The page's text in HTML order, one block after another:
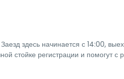
здесь начинается с 14:00,
стойке регистрации и помогут